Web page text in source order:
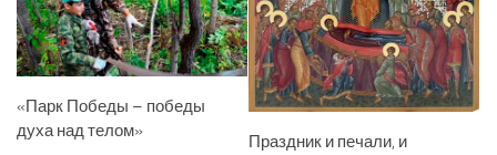
«Парк Победы – победы
духа над телом»
Праздник и печали, и